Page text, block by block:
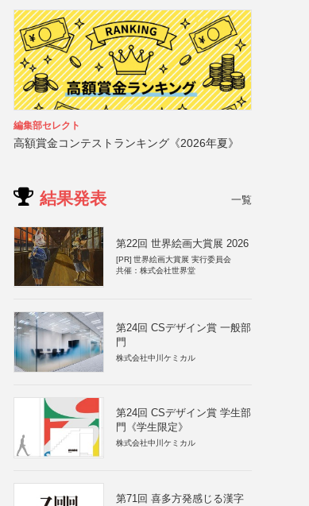
編集部セレクト
高額賞金コンテストランキング《2026年夏》
結果発表 一覧
第22回 世界絵画大賞展 2026
[PR] 世界絵画大賞展 実行委員会
共催：株式会社世界堂
第24回 CSデザイン賞 一般部
門
株式会社中川ケミカル
第24回 CSデザイン賞 学生部
門《学生限定》
株式会社中川ケミカル
第71回 喜多方発感じる漢字